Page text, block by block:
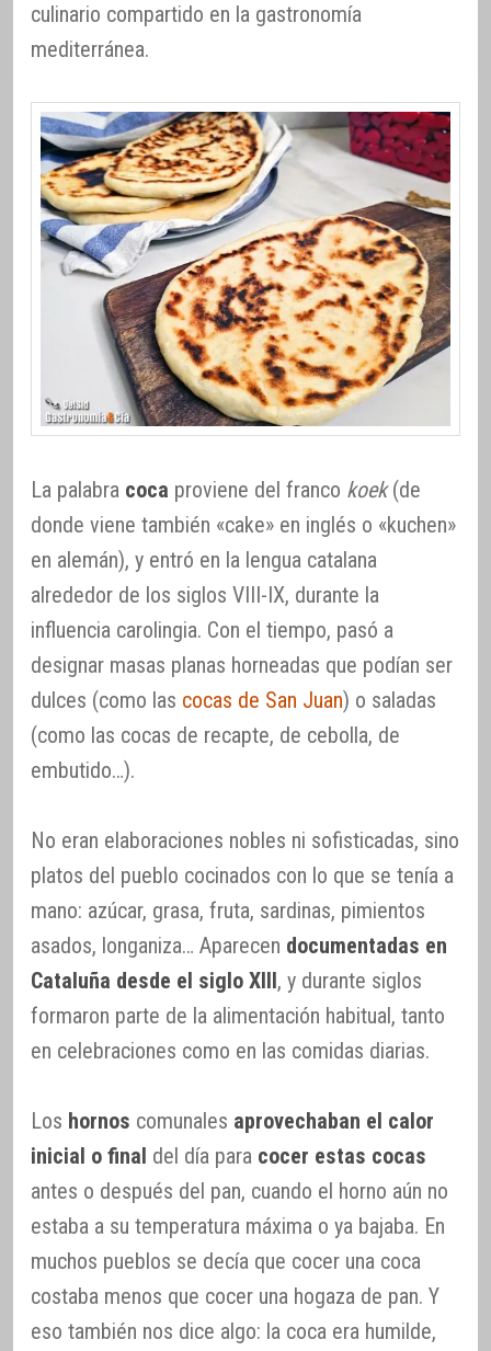
culinario compartido en la gastronomía
mediterránea.
La palabra coca proviene del franco koek(de
donde viene también «cake» en inglés o «kuchen»
en alemán), y entró en la lengua catalana
alrededor de los siglos VIII-IX, durante la
influencia carolingia. Con el tiempo, pasó a
designar masas planas horneadas que podían ser
dulces (como las cocas de San Juan) o saladas
(como las cocas de recapte, de cebolla, de
embutido…).
No eran elaboraciones nobles ni sofisticadas, sino
platos del pueblo cocinados con lo que se tenía a
mano: azúcar, grasa, fruta, sardinas, pimientos
asados, longaniza… Aparecen documentadas en
Cataluña desde el siglo XIII, y durante siglos
formaron parte de la alimentación habitual, tanto
en celebraciones como en las comidas diarias.
Los hornos comunales aprovechaban el calor
inicial o final del día para cocer estas cocas
antes o después del pan, cuando el horno aún no
estaba a su temperatura máxima o ya bajaba. En
muchos pueblos se decía que cocer una coca
costaba menos que cocer una hogaza de pan. Y
eso también nos dice algo: la coca era humilde,